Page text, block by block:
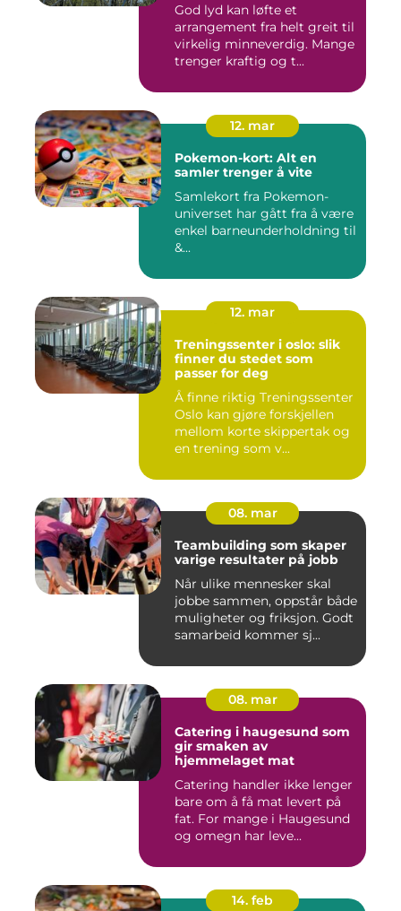
God lyd kan løfte et
arrangement fra helt greit til
virkelig minneverdig. Mange
trenger kraftig og t...
12. mar
Pokemon-kort: Alt en
samler trenger å vite
Samlekort fra Pokemon-
universet har gått fra å være
enkel barneunderholdning til
&...
12. mar
Treningssenter i oslo: slik
finner du stedet som
passer for deg
Å finne riktig Treningssenter
Oslo kan gjøre forskjellen
mellom korte skippertak og
en trening som v...
08. mar
Teambuilding som skaper
varige resultater på jobb
Når ulike mennesker skal
jobbe sammen, oppstår både
muligheter og friksjon. Godt
samarbeid kommer sj...
08. mar
Catering i haugesund som
gir smaken av
hjemmelaget mat
Catering handler ikke lenger
bare om å få mat levert på
fat. For mange i Haugesund
og omegn har leve...
14. feb